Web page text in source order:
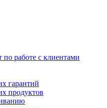
по работе с клиентами
гарантий
продуктов